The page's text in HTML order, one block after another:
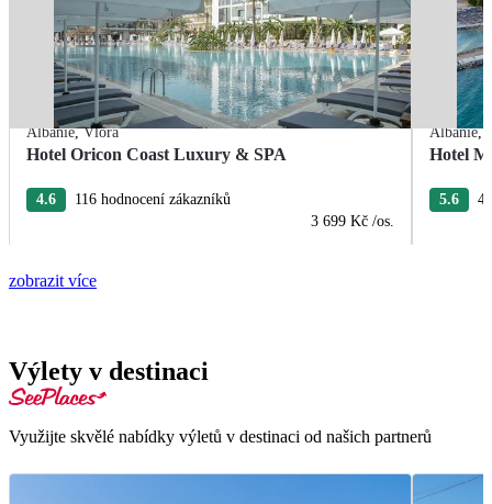
Albánie,Vlora
Hotel Oricon Coast Luxury & SPA
4.6
116 hodnocení zákazníků
3 699 Kč /os.
Albánie,
Hotel
5.6
zobrazit více
Výlety v destinaci
Využijte skvělé nabídky výletů v destinaci od našich partnerů